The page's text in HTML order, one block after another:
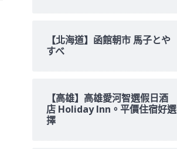
【北海道】函館朝市 馬子とや
すべ
【高雄】高雄愛河智選假日酒
店 Holiday Inn。平價住宿好選
擇